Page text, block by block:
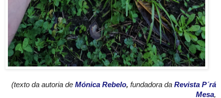
(texto da autoria de Mónica Rebelo, fundadora da Revista P´rá
Mesa,